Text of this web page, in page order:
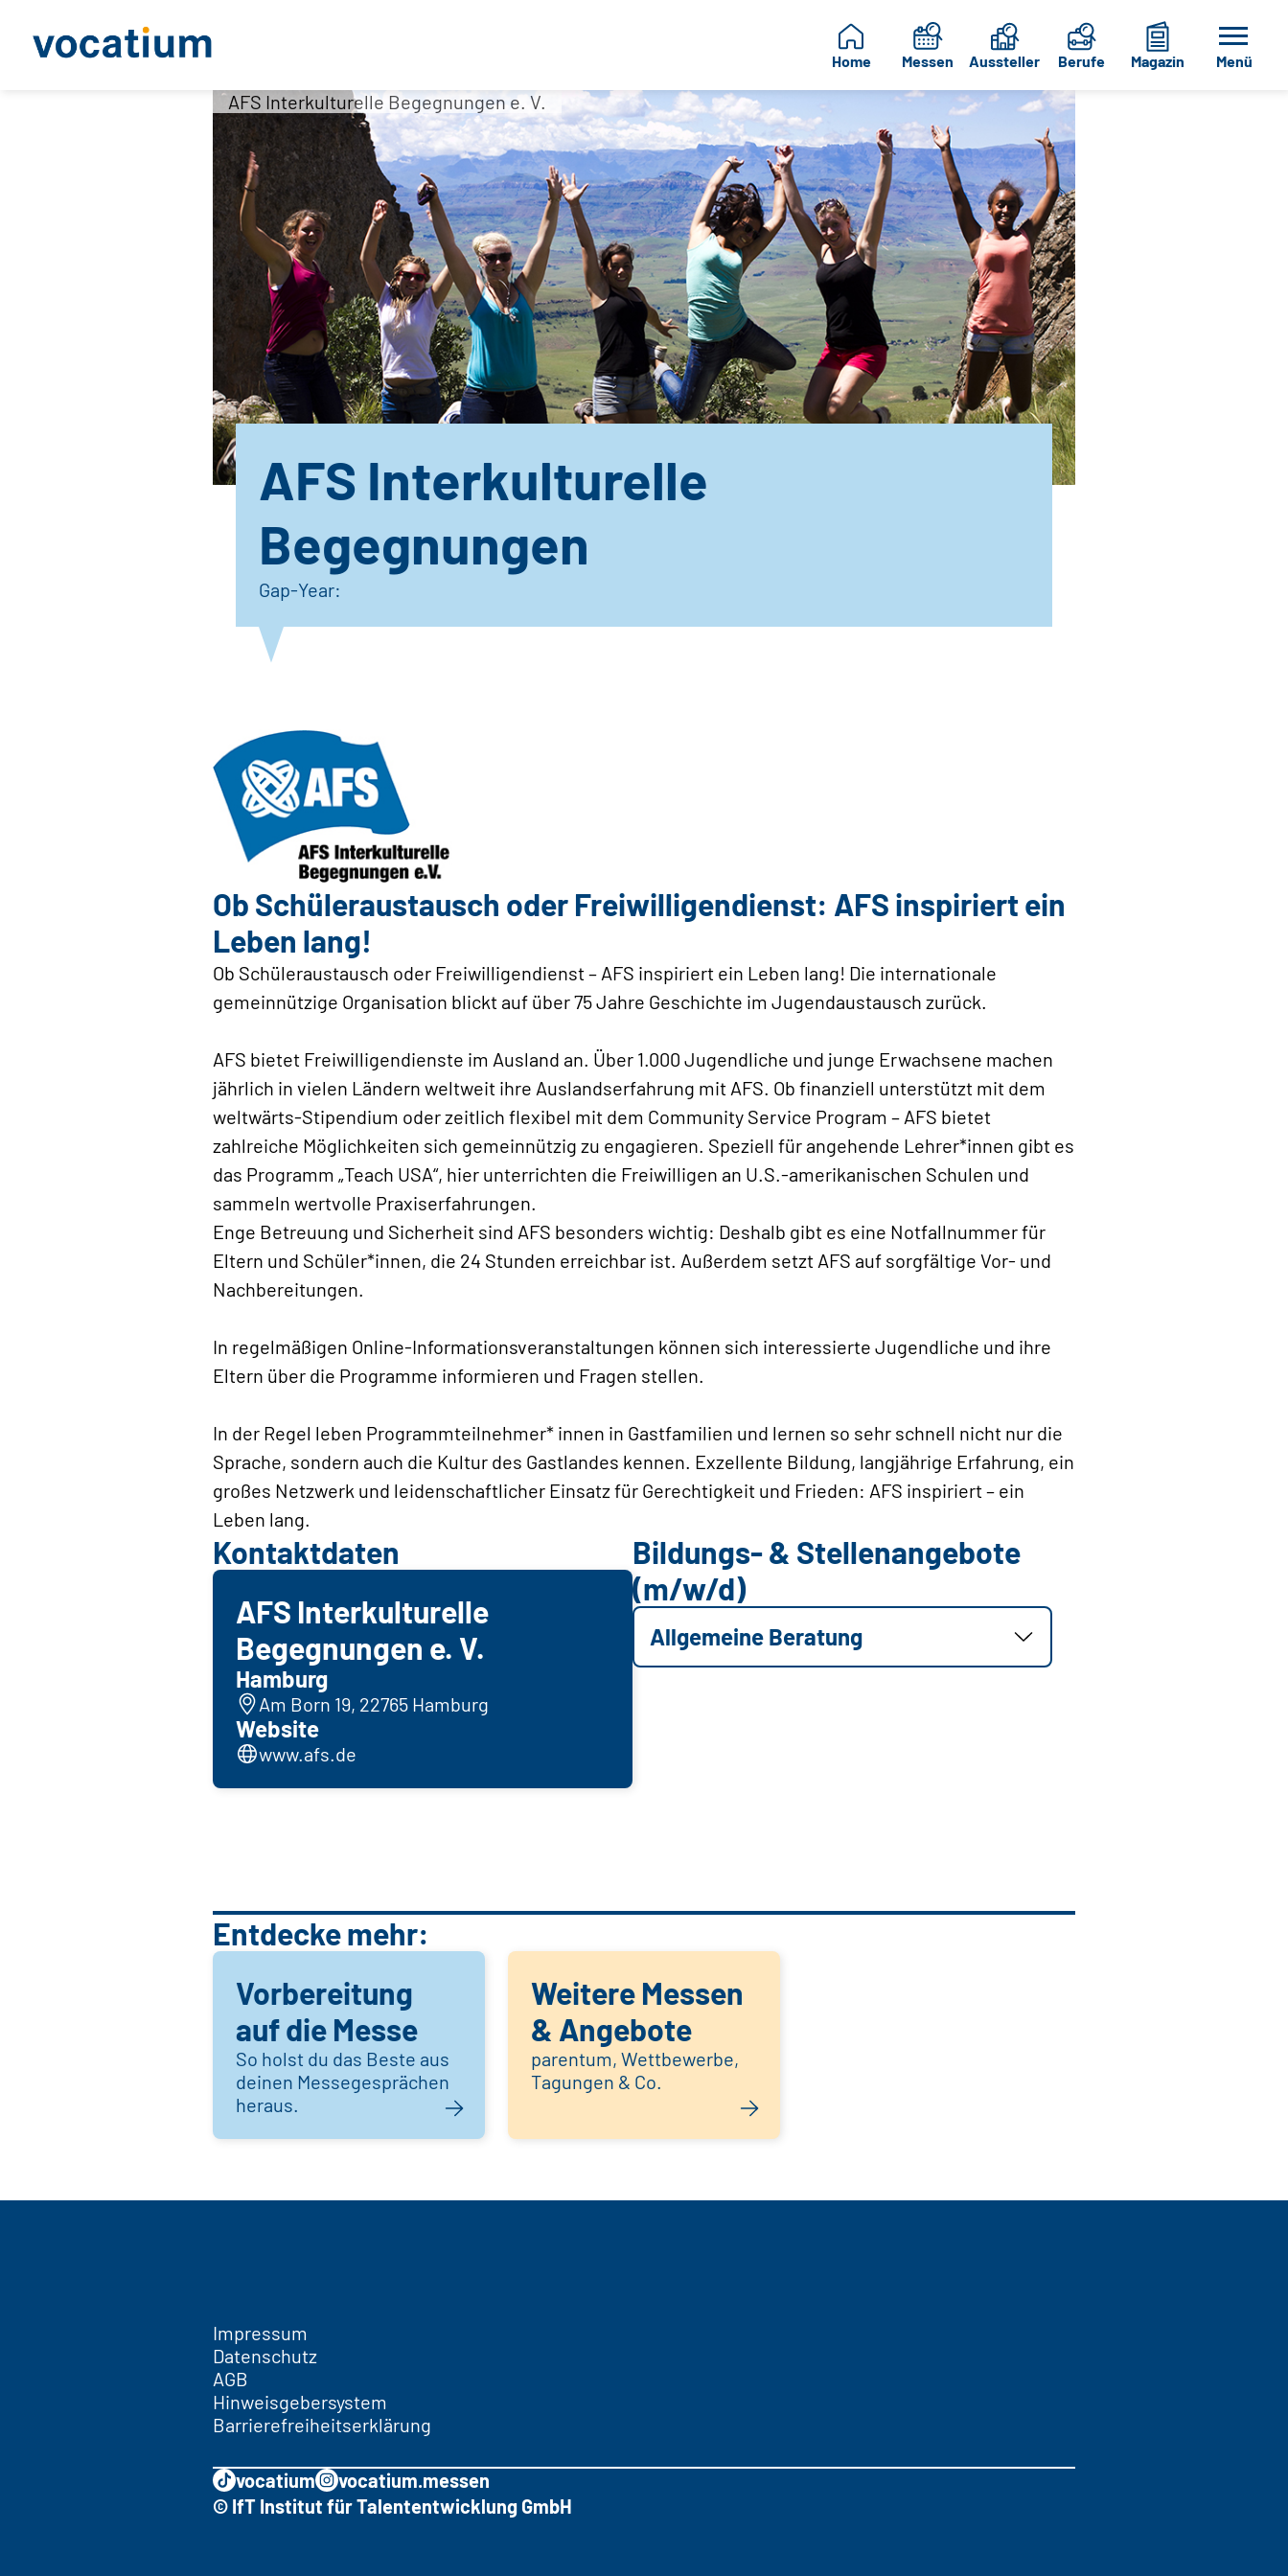
Home Messen Aussteller Berufe Magazin Menü
AFS Interkulturelle Begegnungen e. V.
AFS Interkulturelle
Begegnungen
Gap-Year:
Ob Schüleraustausch oder Freiwilligendienst: AFS inspiriert ein
Leben lang!
Ob Schüleraustausch oder Freiwilligendienst ­­– AFS inspiriert ein Leben lang! Die internationale
gemeinnützige Organisation blickt auf über 75 Jahre Geschichte im Jugendaustausch zurück.
AFS bietet Freiwilligendienste im Ausland an. Über 1.000 Jugendliche und junge Erwachsene machen
jährlich in vielen Ländern weltweit ihre Auslandserfahrung mit AFS. Ob finanziell unterstützt mit dem
weltwärts-Stipendium oder zeitlich flexibel mit dem Community Service Program – AFS bietet
zahlreiche Möglichkeiten sich gemeinnützig zu engagieren. Speziell für angehende Lehrer*innen gibt es
das Programm „Teach USA“, hier unterrichten die Freiwilligen an U.S.-amerikanischen Schulen und
sammeln wertvolle Praxiserfahrungen.
Enge Betreuung und Sicherheit sind AFS besonders wichtig: Deshalb gibt es eine Notfallnummer für
Eltern und Schüler*innen, die 24 Stunden erreichbar ist. Außerdem setzt AFS auf sorgfältige Vor- und
Nachbereitungen.
In regelmäßigen Online-Informationsveranstaltungen können sich interessierte Jugendliche und ihre
Eltern über die Programme informieren und Fragen stellen.
In der Regel leben Programmteilnehmer* innen in Gastfamilien und lernen so sehr schnell nicht nur die
Sprache, sondern auch die Kultur des Gastlandes kennen. Exzellente Bildung, langjährige Erfahrung, ein
großes Netzwerk und leidenschaftlicher Einsatz für Gerechtigkeit und Frieden: AFS inspiriert – ein
Leben lang.
Kontaktdaten
AFS Interkulturelle
Begegnungen e. V.
Hamburg
Am Born 19, 22765 Hamburg
Website
www.afs.de
Bildungs- & Stellenangebote
(m/w/d)
Allgemeine Beratung
Entdecke mehr:
Vorbereitung
auf die Messe
So holst du das Beste aus
deinen Messegesprächen
heraus.
Weitere Messen
& Angebote
parentum, Wettbewerbe,
Tagungen & Co.
Impressum
Datenschutz
AGB
Hinweisgebersystem
Barrierefreiheitserklärung
vocatium
vocatium.messen
© IfT Institut für Talententwicklung GmbH